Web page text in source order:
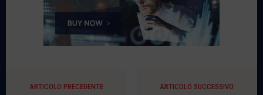
ARTICOLO PRECEDENTE ARTICOLO SUCCESSIVO